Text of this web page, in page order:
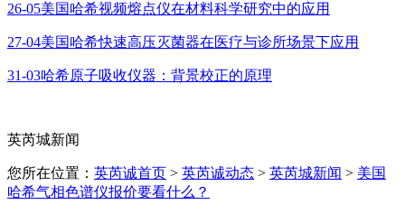
26-05美国哈希视频熔点仪在材料科学研究中的应用
27-04美国哈希快速高压灭菌器在医疗与诊所场景下应用
31-03哈希原子吸收仪器：背景校正的原理
英芮城新闻
您所在位置： 英芮诚首页 > 英芮诚动态 > 英芮城新闻 > 美国
哈希气相色谱仪报价要看什么？